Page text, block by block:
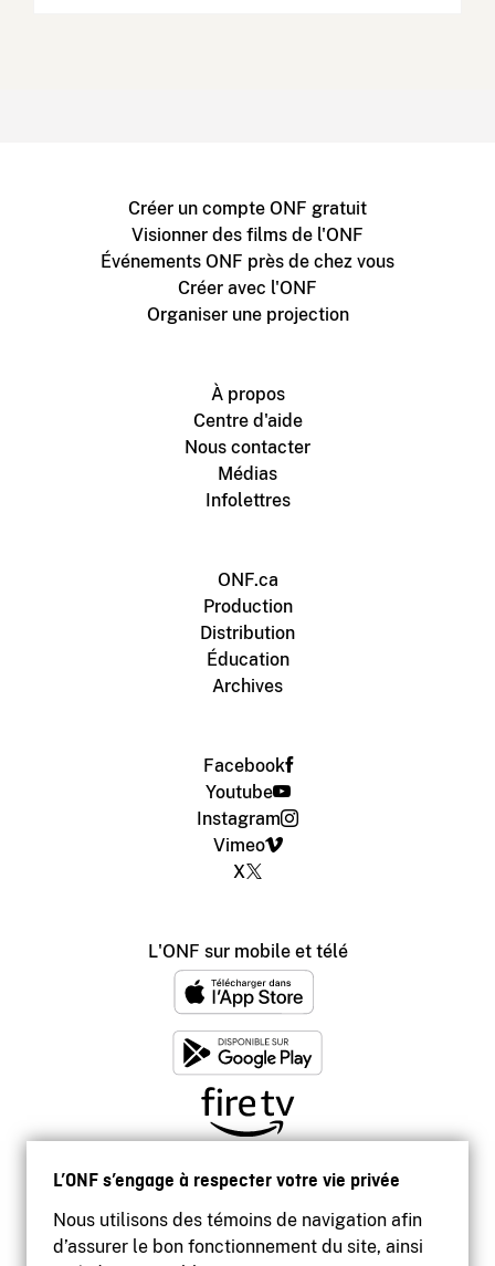
L’ONF s’engage à respecter votre vie privée
Nous utilisons des témoins de navigation afin
d’assurer le bon fonctionnement du site, ainsi
Créer un compte ONF gratuit
Visionner des films de l'ONF
Événements ONF près de chez vous
Créer avec l'ONF
Organiser une projection
À propos
Centre d'aide
Nous contacter
Médias
Infolettres
ONF.ca
Production
Distribution
Éducation
Archives
Facebook
Youtube
Instagram
Vimeo
X
L'ONF sur mobile et télé